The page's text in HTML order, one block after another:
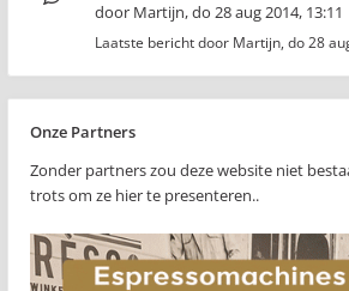
door Martijn,do 28 aug 2014, 13:11
Laatste bericht door Martijn, do 28
Onze Partners
Zonder partners zou deze website niet
trots om ze hier te presenteren..